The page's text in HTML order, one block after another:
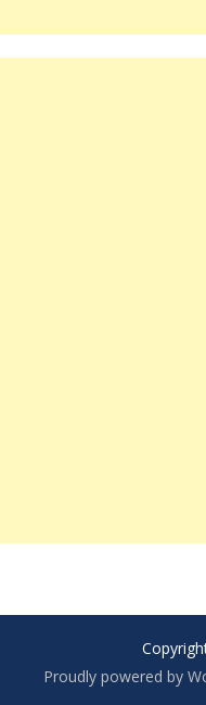
Proudly powered by